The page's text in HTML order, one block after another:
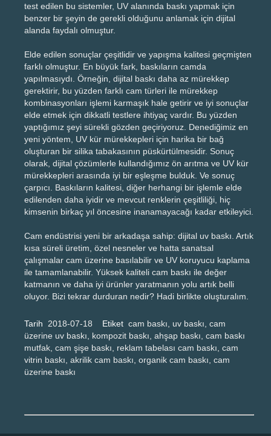
test edilen bu sistemler, UV alanında baskı yapmak için
benzer bir şeyin de gerekli olduğunu anlamak için dijital
alanda faydalı olmuştur.
Elde edilen sonuçlar çeşitlidir ve yapışma kalitesi geçmişten
farklı olmuştur. En büyük fark, baskıların camda
yapılmasıydı. Örneğin, dijital baskı daha az mürekkep
gerektirir, bu yüzden farklı cam türleri ile mürekkep
kombinasyonları işlemi karmaşık hale getirir ve iyi sonuçlar
elde etmek için dikkatli testlere ihtiyaç vardır. Bu yüzden
yaptığımız şeyi sürekli gözden geçiriyoruz. Denediğimiz en
yeni yöntem, UV kür mürekkepleri için harika bir bağ
oluşturan bir silika tabakasının püskürtülmesidir. Sonuç
olarak, dijital çözümlerle kullandığımız ön arıtma ve UV kür
mürekkepleri arasında iyi bir eşleşme bulduk. Ve sonuç
çarpıcı. Baskıların kalitesi, diğer herhangi bir işlemle elde
edilenden daha iyidir ve mevcut renklerin çeşitliliği, hiç
kimsenin birkaç yıl öncesine inanamayacağı kadar etkileyici.
Cam endüstrisi yeni bir arkadaşa sahip: dijital uv baskı. Artık
kısa süreli üretim, özel nesneler ve hatta sanatsal
çalışmalar cam üzerine basılabilir ve UV koruyucu kaplama
ile tamamlanabilir. Yüksek kaliteli cam baskı ile değer
katmanın ve daha iyi ürünler yaratmanın yolu artık belli
oluyor. Bizi tekrar durduran nedir? Hadi birlikte oluşturalım.
Tarih 2018-07-18 Etiket cam baskı, uv baskı, cam
üzerine uv baskı, kompozit baskı, ahşap baskı, cam baskı
mutfak, cam şişe baskı, reklam tabelası cam baskı, cam
vitrin baskı, akrilik cam baskı, organik cam baskı, cam
üzerine baskı